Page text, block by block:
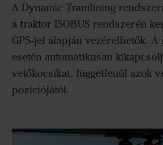
A Dynamic Tramlining
a traktor ISOBUS rendszerén
GPS-jel alapján vezérelhetők. A
esetén automatikusan
vetőkocsikat, függetlenül azok
pozíciójától.